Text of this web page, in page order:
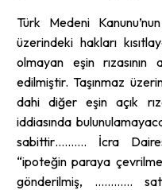
Türk Medeni
üzerindeki hakları
olmayan eşin rızasının
edilmiştir. Taşınmaz
dahi diğer eşin açık
iddiasında
sabittir………. İcra
“ipoteğin paraya
gönderilmiş, …………